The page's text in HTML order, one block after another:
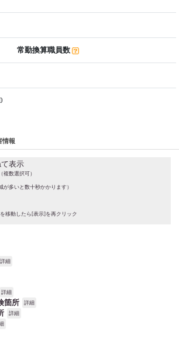
常勤換算職員数
情報
表示
複数選択可）
多いと数十秒かかります）
移動したら[表示]を再クリック
詳細
詳細
箇所 詳細
詳細